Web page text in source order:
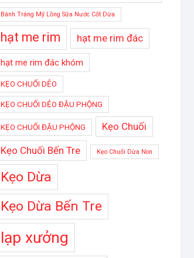
Bánh Tráng Mỹ Lồng Sữa Nước Cốt Dừa
hạt me rim hạt me rim đác
hạt me rim đác khóm
KẸO CHUỐI DẺO
KẸO CHUỐI DẺO ĐẬU PHỘNG
KẸO CHUỐI ĐẬU PHỘNG Kẹo Chuối
Kẹo Chuối Bến Tre Kẹo Chuối Dừa Non
Kẹo Dừa
Kẹo Dừa Bến Tre
lạp xưởng